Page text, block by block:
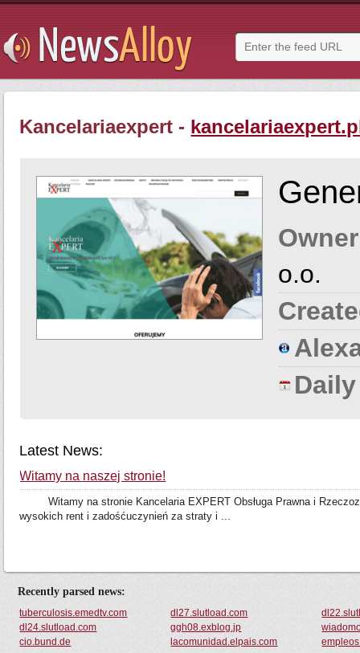
Kancelariaexpert -
o.o.
Latest News:
Witamy na naszej stronie!
Witamy na stronie Kancelaria EXPERT Obsługa Prawna i
wysokich rent i zadośćuczynień za straty i ...
Recently parsed news:
tuberculosis.emedtv.com dl27.slutload.com
dl24.slutload.com
ggh08.exblog.jp
cio.bund.de
lacomunidad.elpais.com